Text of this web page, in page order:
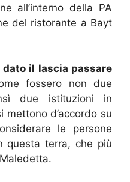
all’interno della PA
del ristorante a Bayt
dato il lascia passare
fossero non due
due istituzioni in
mettono d’accordo su
le persone
questa terra, che più